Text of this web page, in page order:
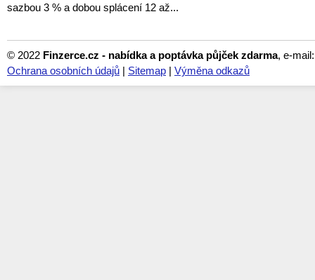
sazbou 3 % a dobou splácení 12 až...
© 2022 Finzerce.cz - nabídka a poptávka půjček zdarma, e-
Ochrana osobních údajů | Sitemap | Výměna odkazů